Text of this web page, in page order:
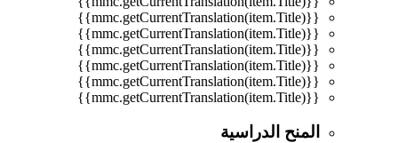
{{mmc.getCurrentTranslation(item.Title)}}
{{mmc.getCurrentTranslation(item.Title)}}
{{mmc.getCurrentTranslation(item.Title)}}
{{mmc.getCurrentTranslation(item.Title)}}
{{mmc.getCurrentTranslation(item.Title)}}
{{mmc.getCurrentTranslation(item.Title)}}
المنح الدراسية